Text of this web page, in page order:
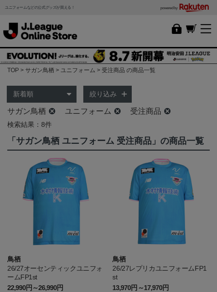
ユニフォームなどの公式グッズが買える！ powered by
TOP サガン鳥栖 ユニフォーム 受注商品 の商品一覧
絞り込み
サガン鳥栖 ユニフォーム 受注商品
検索結果：8件
「サガン鳥栖 ユニフォーム 受注商品」の商品一覧
鳥栖
26/27オーセンティックユニフォ
ームFP1st
22,990円～26,990円
鳥栖
26/27レプリカユニフォームFP1
st
13,970円～17,970円